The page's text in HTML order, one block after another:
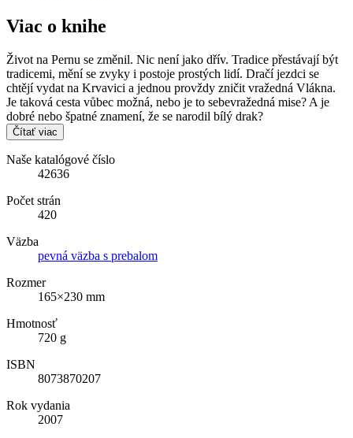
Viac o knihe
Život na Pernu se změnil. Nic není jako dřív. Tradice přestávají být
tradicemi, mění se zvyky i postoje prostých lidí. Dračí jezdci se
chtějí vydat na Krvavici a jednou provždy zničit vražedná Vlákna.
Je taková cesta vůbec možná, nebo je to sebevražedná mise? A je
dobré nebo špatné znamení, že se narodil bílý drak?
Čítať viac
Naše katalógové číslo
42636
Počet strán
420
Väzba
pevná väzba s prebalom
Rozmer
165×230 mm
Hmotnosť
720 g
ISBN
8073870207
Rok vydania
2007